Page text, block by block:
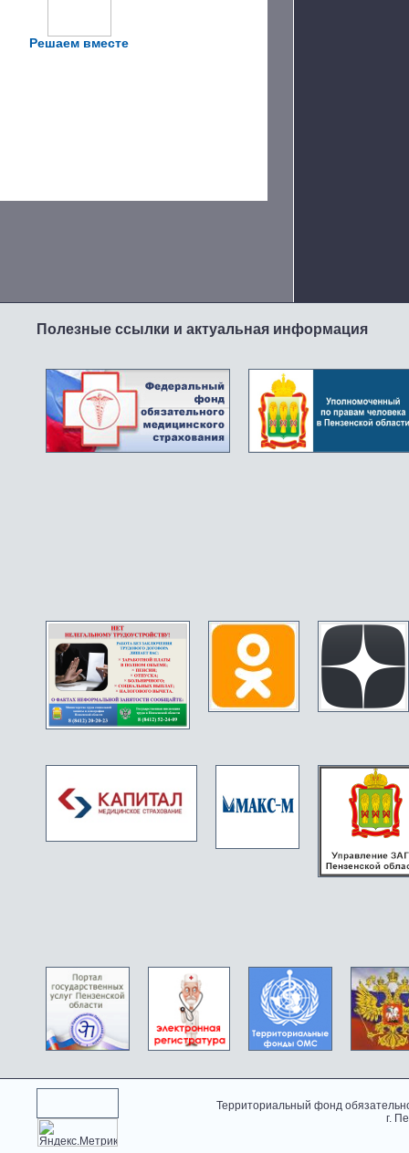
Решаем вместе
Полезные ссылки и актуальная информация
Территориальный фонд
г.